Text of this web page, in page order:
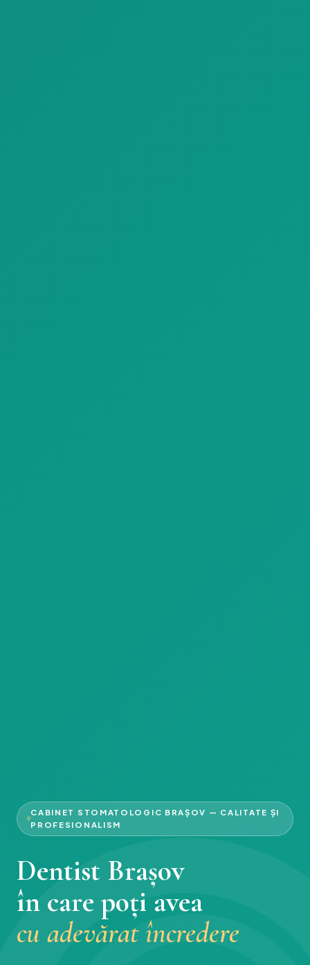
CABINET STOMATOLOGIC BRAȘOV — CALITATE ȘI
PROFESIONALISM
Dentist Brașov
în care poți avea
cu adevărat încredere